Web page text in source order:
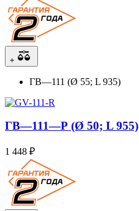
+
ГВ—111 (Ø 55; L 935)
ГВ—111—Р (Ø 50; L 955)
1 448 ₽